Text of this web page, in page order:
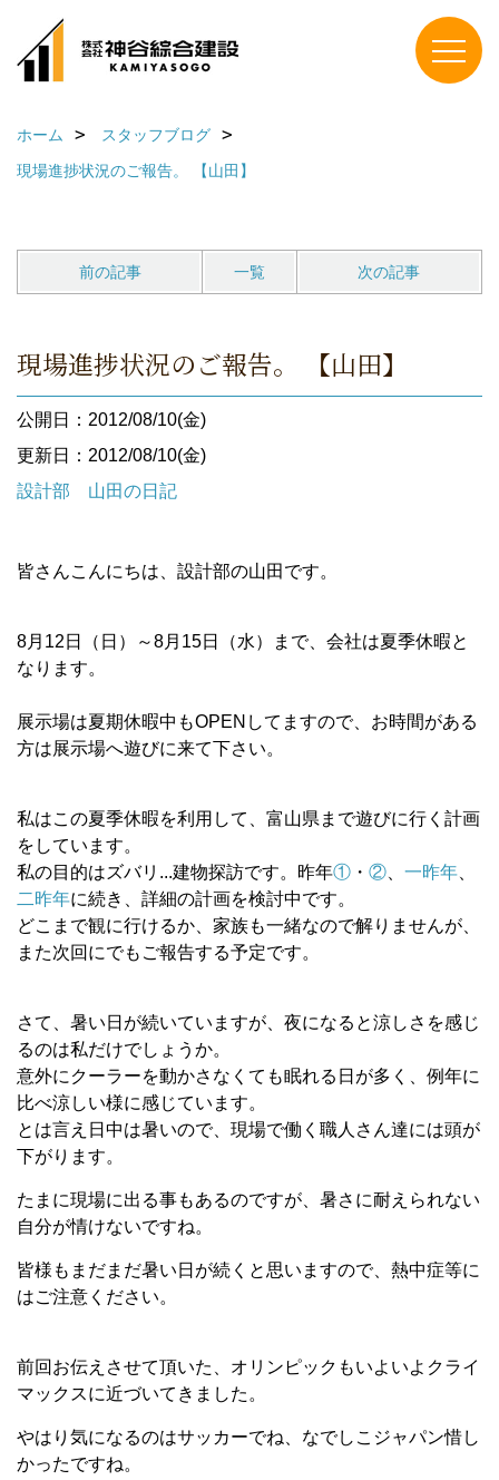
ホーム
スタッフブログ
現場進捗状況のご報告。 【山田】
前の記事 一覧 次の記事
現場進捗状況のご報告。 【山田】
公開日：2012/08/10(金)
更新日：2012/08/10(金)
設計部 山田の日記
皆さんこんにちは、設計部の山田です。
8月12日（日）～8月15日（水）まで、会社は夏季休暇と
なります。
展示場は夏期休暇中もOPENしてますので、お時間がある
方は展示場へ遊びに来て下さい。
私はこの夏季休暇を利用して、富山県まで遊びに行く計画
をしています。
私の目的はズバリ...建物探訪です。 昨年① ・ ② 一昨年
二昨年に続き、詳細の計画を検討中です。
どこまで観に行けるか、家族も一緒なので解りませんが、
また次回にでもご報告する予定です。
さて、暑い日が続いていますが、夜になると涼しさを感じ
るのは私だけでしょうか。
意外にクーラーを動かさなくても眠れる日が多く、例年に
比べ涼しい様に感じています。
とは言え日中は暑いので、現場で働く職人さん達には頭が
下がります。
たまに現場に出る事もあるのですが、暑さに耐えられない
自分が情けないですね。
皆様もまだまだ暑い日が続くと思いますので、熱中症等に
はご注意ください。
前回お伝えさせて頂いた、オリンピックもいよいよクライ
マックスに近づいてきました。
やはり気になるのはサッカーでね、なでしこジャパン惜し
かったですね。